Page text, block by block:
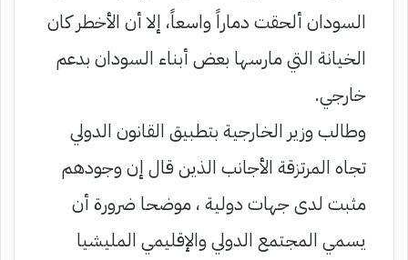
السودان ألحقت دماراً واسعاً، إلا أن الأخطر كان
الخيانة التي مارسها بعض أبناء السودان بدعم
خارجي.
وطالب وزير الخارجية بتطبيق القانون الدولي
تجاه المرتزقة الأجانب الذين قال إن وجودهم
مثبت لدى جهات دولية ، موضحا ضرورة أن
يسمي المجتمع الدولي والإقليمي المليشيا